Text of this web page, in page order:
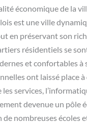
économique de la
est une ville
en préservant son
résidentiels se
et confortables à
ont laissé place à
services,
devenue un pôle
de nombreuses écoles